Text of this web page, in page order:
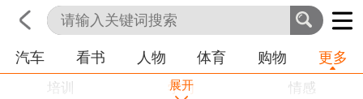
首页 科技 生活 职业
汽车 看书 人物 体育 购物 更多
培训 学习
情感
展开